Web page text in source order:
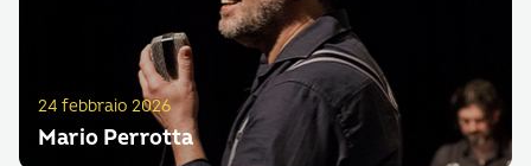
24 febbraio 2026
Mario Perrotta